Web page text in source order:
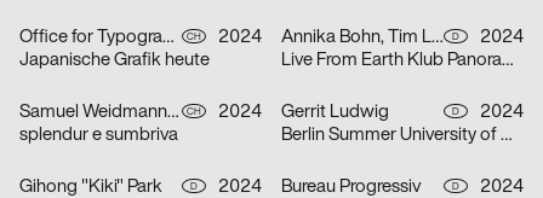
Office for Typography CH
2024
Japanische Grafik heute
Annika Bohn, Tim Lindacher, Johannes Schreiner, Nina Sticher D
2024
Live From Earth Klub Panorama Bar
Samuel Weidmann, Coralie Wipf CH
2024
splendur e sumbriva
Gerrit Ludwig D
2024
Berlin Summer University of Arts 2025
Gihong "Kiki" Park D
2024
Bureau Progressiv D
2024